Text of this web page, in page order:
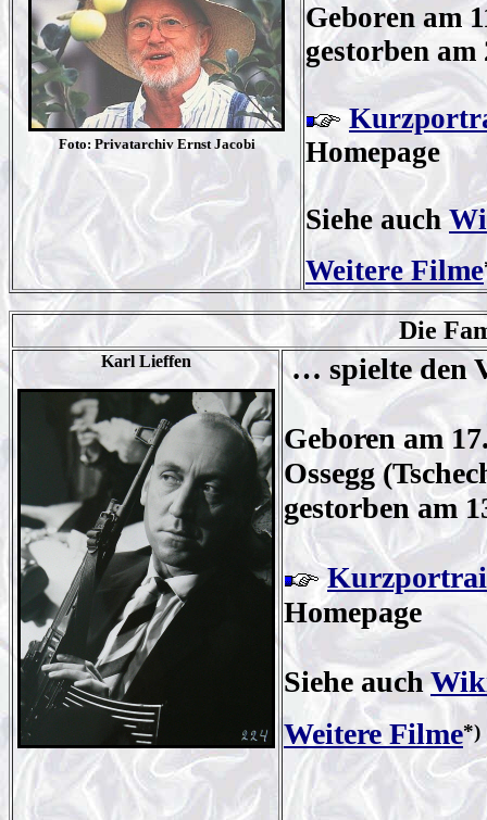
Foto: Privatarchiv Ernst Jacobi
Geboren am
gestorben
Homepage
Siehe auch
Weitere Filme
Die
Karl Lieffen … spielte den
Geboren am
Ossegg
gestorben am
Homepage
Siehe auch
Weitere Filme*)